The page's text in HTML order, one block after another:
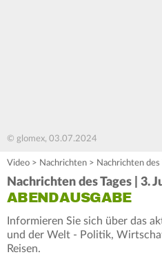
© glomex, 03.07.2024
Video > Nachrichten > Nachrichten des
Nachrichten des Tages | 3.
ABENDAUSGABE
Informieren Sie sich über das
und der Welt - Politik,
Reisen.